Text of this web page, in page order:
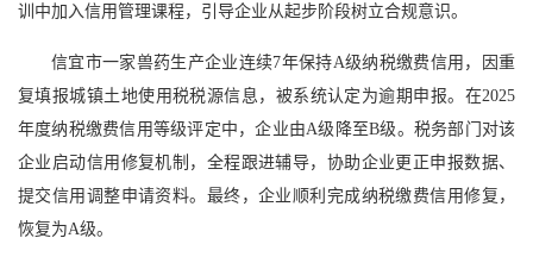
训中加入信用管理课程，引导企业从起步阶段树立合规意识。
信宜市一家兽药生产企业连续7年保持A级纳税缴费信用，因重
复填报城镇土地使用税税源信息，被系统认定为逾期申报。在2025
年度纳税缴费信用等级评定中，企业由A级降至B级。税务部门对该
企业启动信用修复机制，全程跟进辅导，协助企业更正申报数据、
提交信用调整申请资料。最终，企业顺利完成纳税缴费信用修复，
恢复为A级。